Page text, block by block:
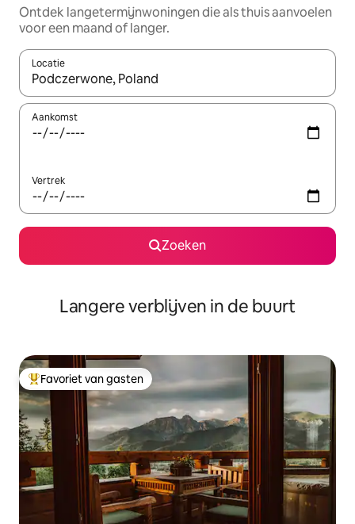
Ontdek langetermijnwoningen die als thuis aanvoelen
voor een maand of langer.
Locatie
Wanneer er resultaten beschikbaar zijn, maak je een keuze
Aankomst
Vertrek
Zoeken
Langere verblijven in de buurt
Topfavoriet van gasten
Favoriet van gasten